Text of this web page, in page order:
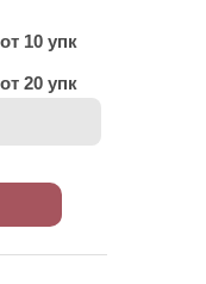
от 10 упк
от 20 упк